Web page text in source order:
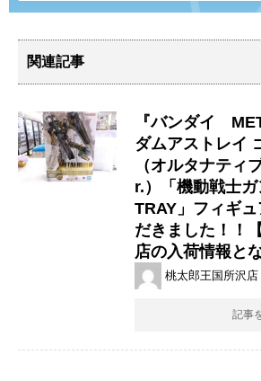
関連記事
『バンダイ
ダムアストレイ
（オルタナティ
r.）「機動戦士
TRAY」フィギ
だきました！！
店の入荷情報と
桃太郎王国所沢店
記事